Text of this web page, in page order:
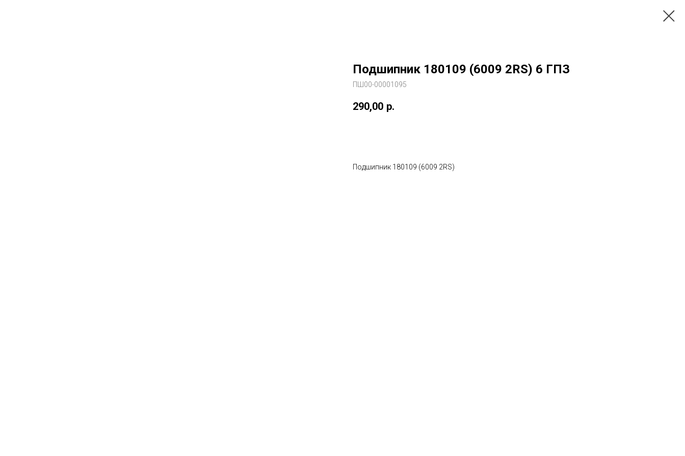
Подшипник 180109 (6009 2RS) 6 ГПЗ
ПШ00-00001095
290,00 р.
Подшипник 180109 (6009 2RS)